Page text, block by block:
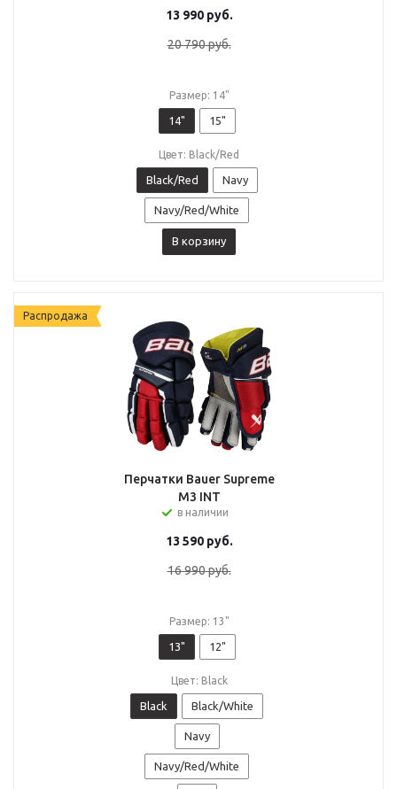
13 990руб.
20 790руб.
Размер: 14"
14" 15"
Цвет: Black/Red
Black/Red Navy
Navy/Red/White
В корзину
Распродажа
Перчатки Bauer Supreme
M3 INT
в наличии
13 590руб.
16 990руб.
Размер: 13"
13" 12"
Цвет: Black
Black Black/White
Navy
Navy/Red/White